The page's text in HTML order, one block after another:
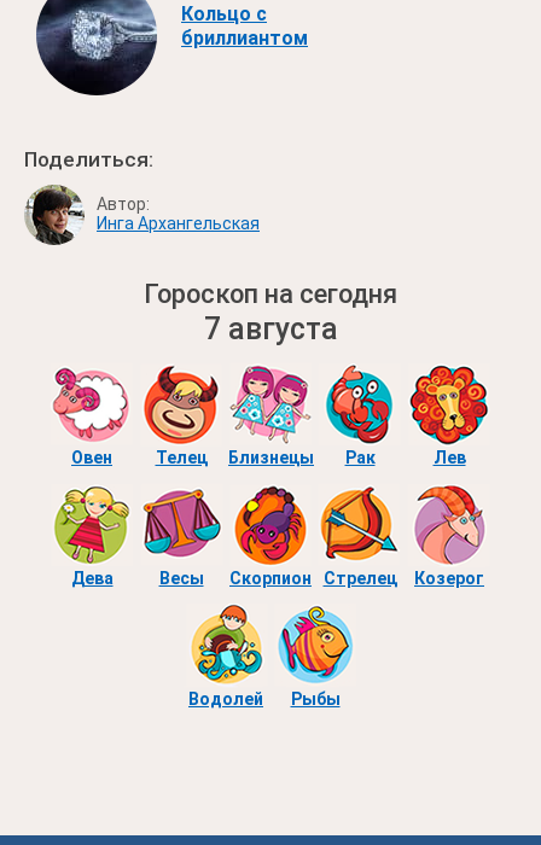
Кольцо с
бриллиантом
Поделиться:
Автор:
Инга Архангельская
Гороскоп на сегодня
7 августа
Овен Телец Близнецы Рак Лев
Дева Весы Скорпион Стрелец Козерог
Водолей Рыбы